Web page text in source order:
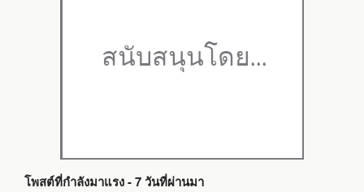
โพสต์ที่กำลังมาแรง - 7 วันที่ผ่านมา